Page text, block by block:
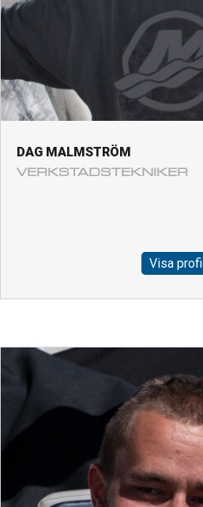
DAG MALMSTRÖM
VERKSTADSTEKNIKER
Visa profil